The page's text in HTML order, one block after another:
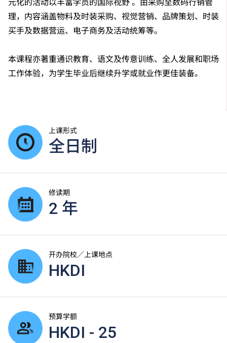
元化的活动以丰富学员的国际视野 。由采购至数码行销管
理，内容涵盖物料及时装采购、视觉营销、品牌策划、时装
买手及数据营运、电子商务及活动统筹等。
本课程亦著重通识教育、语文及传意训练、全人发展和职场
工作体验，为学生毕业后继续升学或就业作更佳装备。
上课形式
全日制
修读期
2 年
开办院校／上课地点
HKDI
预算学额
HKDI - 25